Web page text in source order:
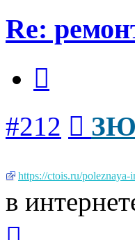
Re:
#212
https://ctois.ru/
в